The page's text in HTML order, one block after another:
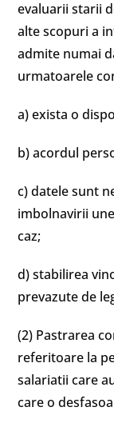
evaluarii starii
alte scopuri a
admite numai
urmatoarele
a) exista o
b) acordul
c) datele sunt
imbolnavirii
caz;
d) stabilirea
prevazute de
(2) Pastrarea
referitoare la
salariatii care
care o